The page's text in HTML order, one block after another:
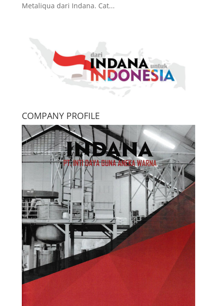
Metaliqua dari Indana. Cat...
COMPANY PROFILE